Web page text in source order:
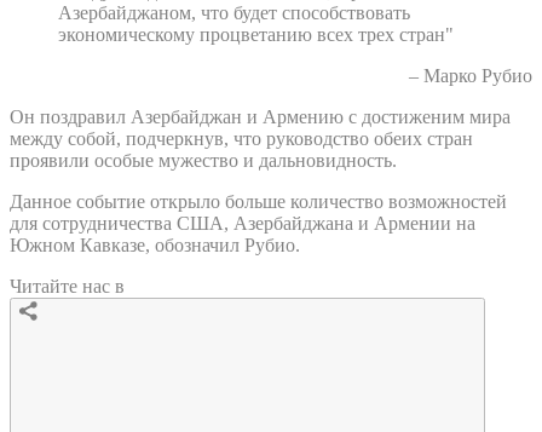
Азербайджаном, что будет способствовать
экономическому процветанию всех трех стран"
– Марко Рубио
Он поздравил Азербайджан и Армению с достиженим мира
между собой, подчеркнув, что руководство обеих стран
проявили особые мужество и дальновидность.
Данное событие открыло больше количество возможностей
для сотрудничества США, Азербайджана и Армении на
Южном Кавказе, обозначил Рубио.
Читайте нас в